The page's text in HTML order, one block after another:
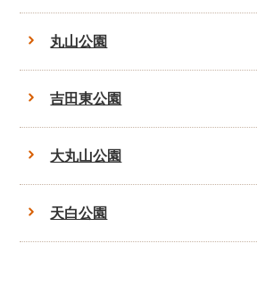
丸山公園
吉田東公園
大丸山公園
天白公園